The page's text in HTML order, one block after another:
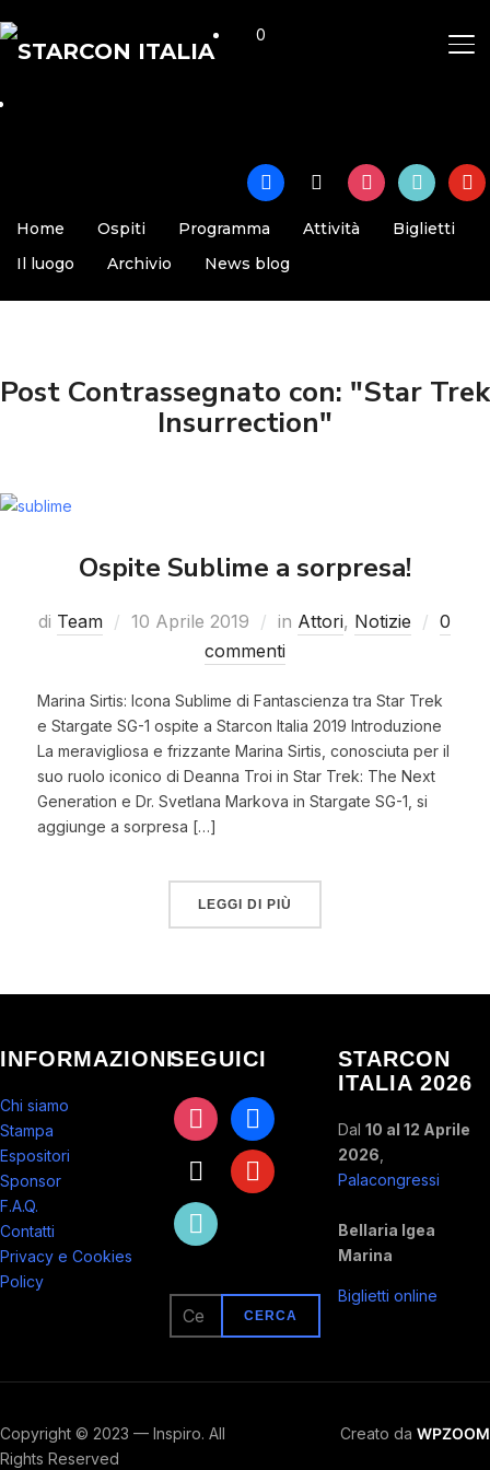
0
facebook instagramtiktok
Home Ospiti Programma Attività
Biglietti
Il luogo
Archivio News blog
Post Contrassegnato con: "Star Trek
Insurrection"
Ospite Sublime a sorpresa!
di Team 10 Aprile 2019 in Attori, Notizie
0
commenti
Marina Sirtis: Icona Sublime di Fantascienza tra Star Trek
e Stargate SG-1 ospite a Starcon Italia 2019 Introduzione
La meravigliosa e frizzante Marina Sirtis, conosciuta per il
suo ruolo iconico di Deanna Troi in Star Trek: The Next
Generation e Dr. Svetlana Markova in Stargate SG-1, si
aggiunge a sorpresa […]
LEGGI DI PIÙ
INFORMAZIONI
Chi siamo
Stampa
Espositori
Sponsor
F.A.Q.
Contatti
Privacy e Cookies
Policy
SEGUICI
instagramfacebook
youtube
tiktok
Ricerca
STARCON
ITALIA 2026
Dal10 al 12 Aprile
2026
Palacongressi
Bellaria Igea
Marina
Biglietti online
Copyright © 2023 — Inspiro. All
Rights Reserved
Creato da WPZOOM